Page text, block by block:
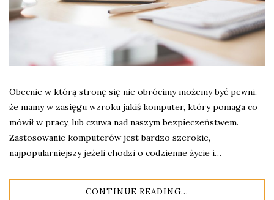
Obecnie w którą stronę się nie obrócimy możemy być pewni,
że mamy w zasięgu wzroku jakiś komputer, który pomaga co
mówił w pracy, lub czuwa nad naszym bezpieczeństwem.
Zastosowanie komputerów jest bardzo szerokie,
najpopularniejszy jeżeli chodzi o codzienne życie i…
CONTINUE READING...